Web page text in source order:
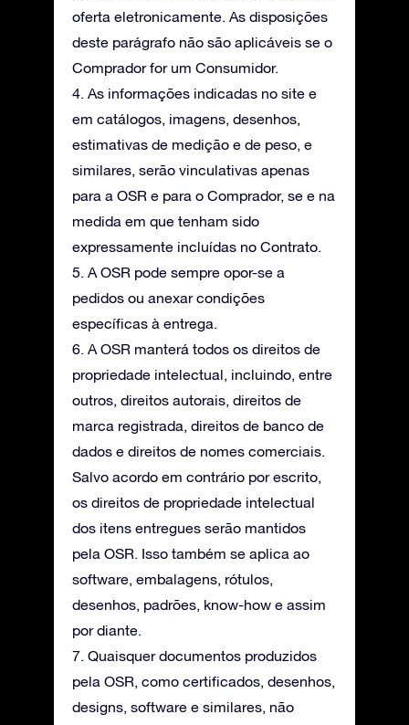
oferta eletronicamente. As disposições
deste parágrafo não são aplicáveis se o
Comprador for um Consumidor.
4. As informações indicadas no site e
em catálogos, imagens, desenhos,
estimativas de medição e de peso, e
similares, serão vinculativas apenas
para a OSR e para o Comprador, se e na
medida em que tenham sido
expressamente incluídas no Contrato.
5. A OSR pode sempre opor-se a
pedidos ou anexar condições
específicas à entrega.
6. A OSR manterá todos os direitos de
propriedade intelectual, incluindo, entre
outros, direitos autorais, direitos de
marca registrada, direitos de banco de
dados e direitos de nomes comerciais.
Salvo acordo em contrário por escrito,
os direitos de propriedade intelectual
dos itens entregues serão mantidos
pela OSR. Isso também se aplica ao
software, embalagens, rótulos,
desenhos, padrões, know-how e assim
por diante.
7. Quaisquer documentos produzidos
pela OSR, como certificados, desenhos,
designs, software e similares, não